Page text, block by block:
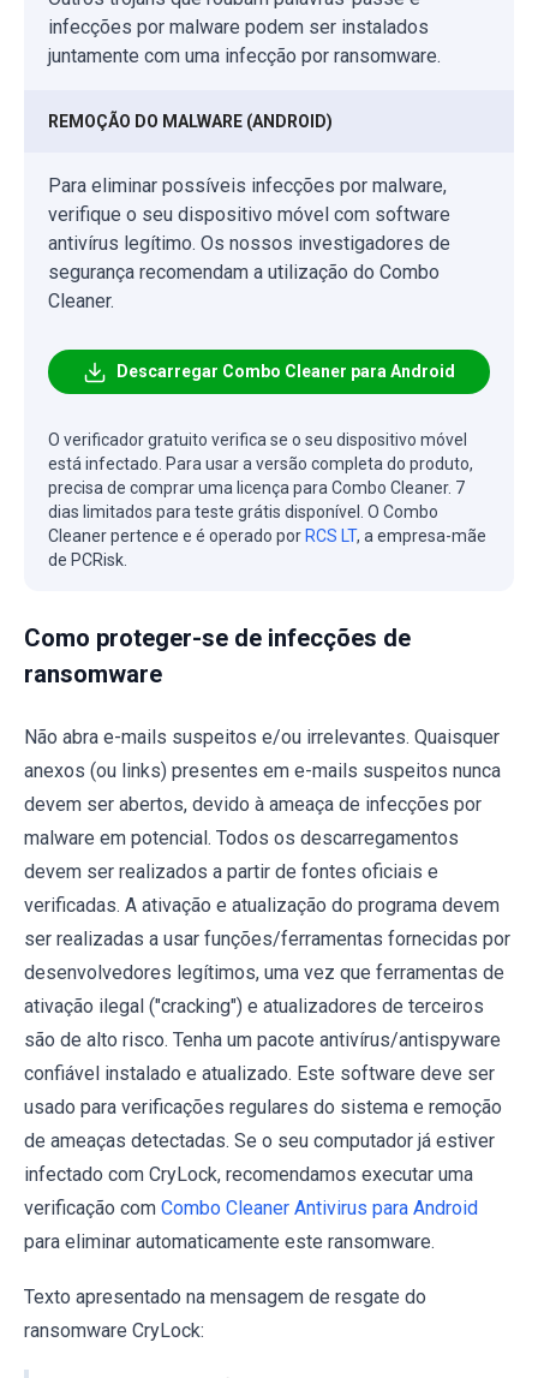
infecções por malware podem ser instalados
juntamente com uma infecção por ransomware.
REMOÇÃO DO MALWARE (ANDROID)
Para eliminar possíveis infecções por malware,
verifique o seu dispositivo móvel com software
antivírus legítimo. Os nossos investigadores de
segurança recomendam a utilização do Combo
Cleaner.
Descarregar Combo Cleaner para Android
O verificador gratuito verifica se o seu dispositivo móvel
está infectado. Para usar a versão completa do produto,
precisa de comprar uma licença para Combo Cleaner. 7
dias limitados para teste grátis disponível. O Combo
Cleaner pertence e é operado por RCS LT, a empresa-mãe
de PCRisk.
Como proteger-se de infecções de
ransomware
Não abra e-mails suspeitos e/ou irrelevantes. Quaisquer
anexos (ou links) presentes em e-mails suspeitos nunca
devem ser abertos, devido à ameaça de infecções por
malware em potencial. Todos os descarregamentos
devem ser realizados a partir de fontes oficiais e
verificadas. A ativação e atualização do programa devem
ser realizadas a usar funções/ferramentas fornecidas por
desenvolvedores legítimos, uma vez que ferramentas de
ativação ilegal ("cracking") e atualizadores de terceiros
são de alto risco. Tenha um pacote antivírus/antispyware
confiável instalado e atualizado. Este software deve ser
usado para verificações regulares do sistema e remoção
de ameaças detectadas. Se o seu computador já estiver
infectado com CryLock, recomendamos executar uma
verificação com Combo Cleaner Antivirus para Android
para eliminar automaticamente este ransomware.
Texto apresentado na mensagem de resgate do
ransomware CryLock: